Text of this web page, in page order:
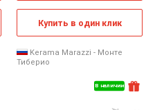
В наличии
Купить в один клик
Kerama Marazzi - Монте
Тиберио